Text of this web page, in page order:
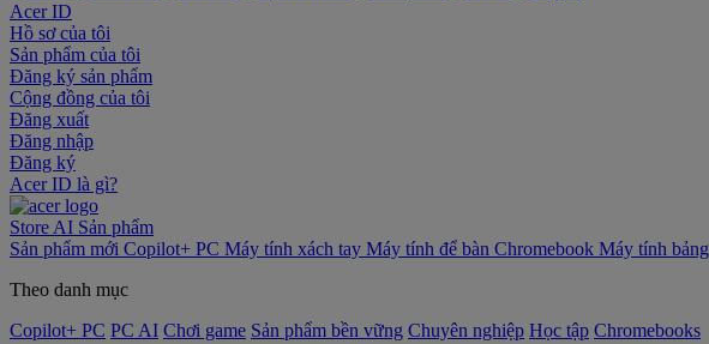
Acer ID
Hồ sơ của tôi
Sản phẩm của tôi
Đăng ký sản phẩm
Cộng đồng của tôi
Đăng xuất
Đăng nhập
Đăng ký
Acer ID là gì?
Store AI Sản phẩm
Sản phẩm mới Copilot+ PC Máy tính xách tay Máy tính để bàn Chromebook Máy tính bảng
Theo danh mục
Copilot+ PC PC AI Chơi game Sản phẩm bền vững Chuyên nghiệp Học tập Chromebooks